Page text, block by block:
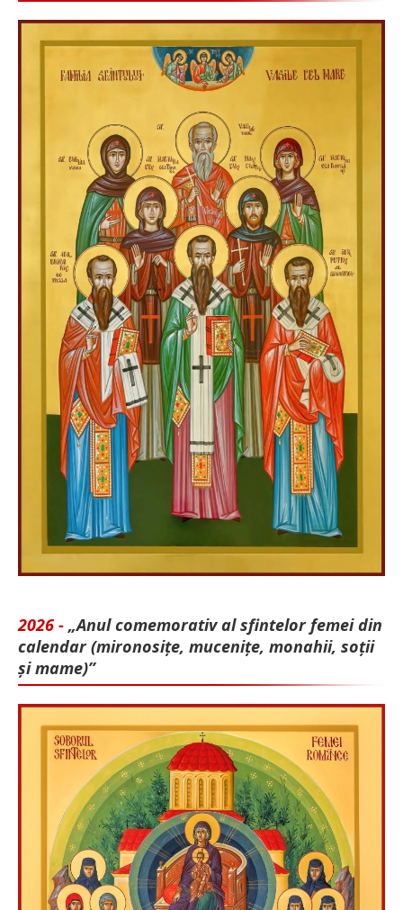
2026 - „Anul comemorativ al sfintelor femei din
calendar (mironosițe, mu­cenițe, monahii, soții
și mame)”